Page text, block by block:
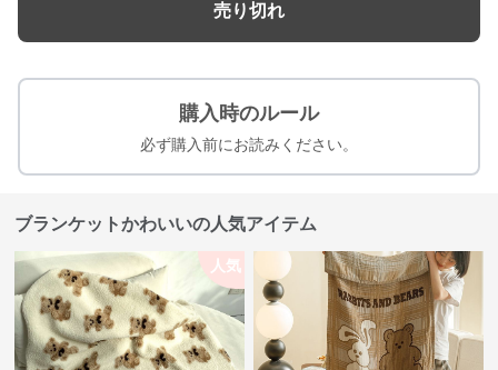
売り切れ
購入時のルール
必ず購入前にお読みください。
ブランケットかわいいの人気アイテム
人気